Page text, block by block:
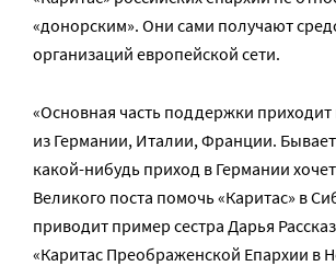
«донорским». Они сами получают
организаций европейской сети.
«Основная часть поддержки приходит
из Германии, Италии, Франции.
какой-нибудь приход в Германии
Великого поста помочь «Каритас» в
приводит пример сестра Дарья
«Каритас Преображенской Епархии в